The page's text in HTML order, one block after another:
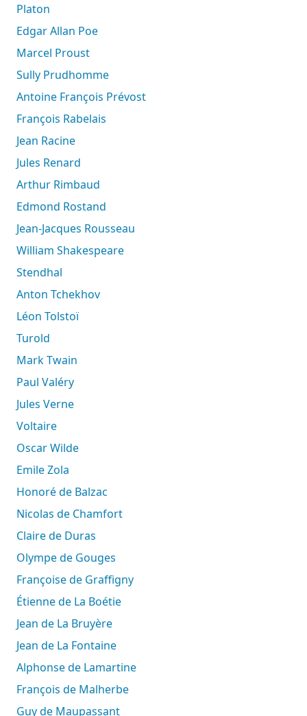
Platon
Edgar Allan Poe
Marcel Proust
Sully Prudhomme
Antoine François Prévost
François Rabelais
Jean Racine
Jules Renard
Arthur Rimbaud
Edmond Rostand
Jean-Jacques Rousseau
William Shakespeare
Stendhal
Anton Tchekhov
Léon Tolstoï
Turold
Mark Twain
Paul Valéry
Jules Verne
Voltaire
Oscar Wilde
Emile Zola
Honoré de Balzac
Nicolas de Chamfort
Claire de Duras
Olympe de Gouges
Françoise de Graffigny
Étienne de La Boétie
Jean de La Bruyère
Jean de La Fontaine
Alphonse de Lamartine
François de Malherbe
Guy de Maupassant